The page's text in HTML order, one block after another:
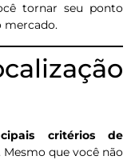
tornar seu ponto
mercado.
critérios de
que você não